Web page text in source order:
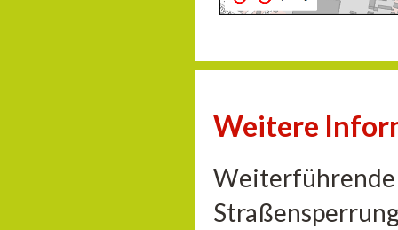
Weitere
Weiterführende